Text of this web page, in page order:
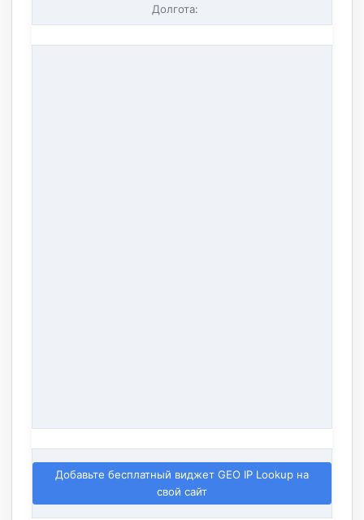
Долгота:
Добавьте бесплатный виджет GEO IP Lookup на
свой сайт